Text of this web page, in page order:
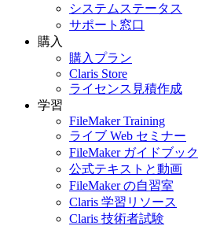
システムステータス
サポート窓口
購入
購入プラン
Claris Store
ライセンス見積作成
学習
FileMaker Training
ライブ Web セミナー
FileMaker ガイドブック
公式テキストと動画
FileMaker の自習室
Claris 学習リソース
Claris 技術者試験